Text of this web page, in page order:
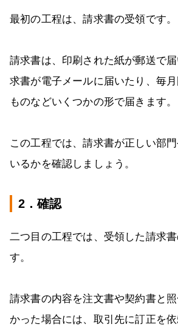
最初の工程は、請求書の受領です。
請求書は、印刷された紙が郵送で
求書が電子メールに届いたり、毎
ものなどいくつかの形で届きます。
この工程では、請求書が正しい部
いるかを確認しましょう。
2．確認
二つ目の工程では、受領した請求
す。
請求書の内容を注文書や契約書と
かった場合には、取引先に訂正を依